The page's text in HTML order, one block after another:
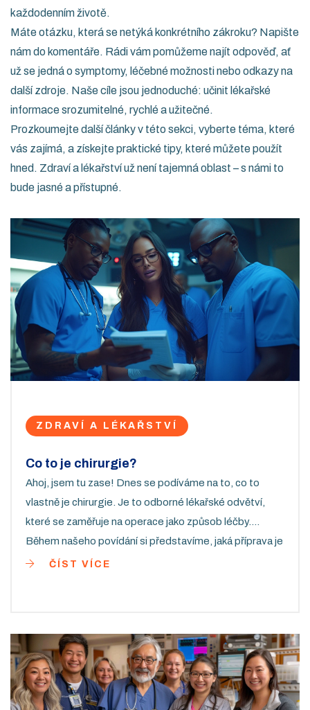
každodenním životě.
Máte otázku, která se netýká konkrétního zákroku? Napište
nám do komentáře. Rádi vám pomůžeme najít odpověď, ať
už se jedná o symptomy, léčebné možnosti nebo odkazy na
další zdroje. Naše cíle jsou jednoduché: učinit lékařské
informace srozumitelné, rychlé a užitečné.
Prozkoumejte další články v této sekci, vyberte téma, které
vás zajímá, a získejte praktické tipy, které můžete použít
hned. Zdraví a lékařství už není tajemná oblast – s námi to
bude jasné a přístupné.
ZDRAVÍ A LÉKAŘSTVÍ
Co to je chirurgie?
Ahoj, jsem tu zase! Dnes se podíváme na to, co to
vlastně je chirurgie. Je to odborné lékařské odvětví,
které se zaměřuje na operace jako způsob léčby.
Během našeho povídání si představíme, jaká příprava je
potřebná pro tuto profesi a jaké druhy operací
ČÍST VÍCE